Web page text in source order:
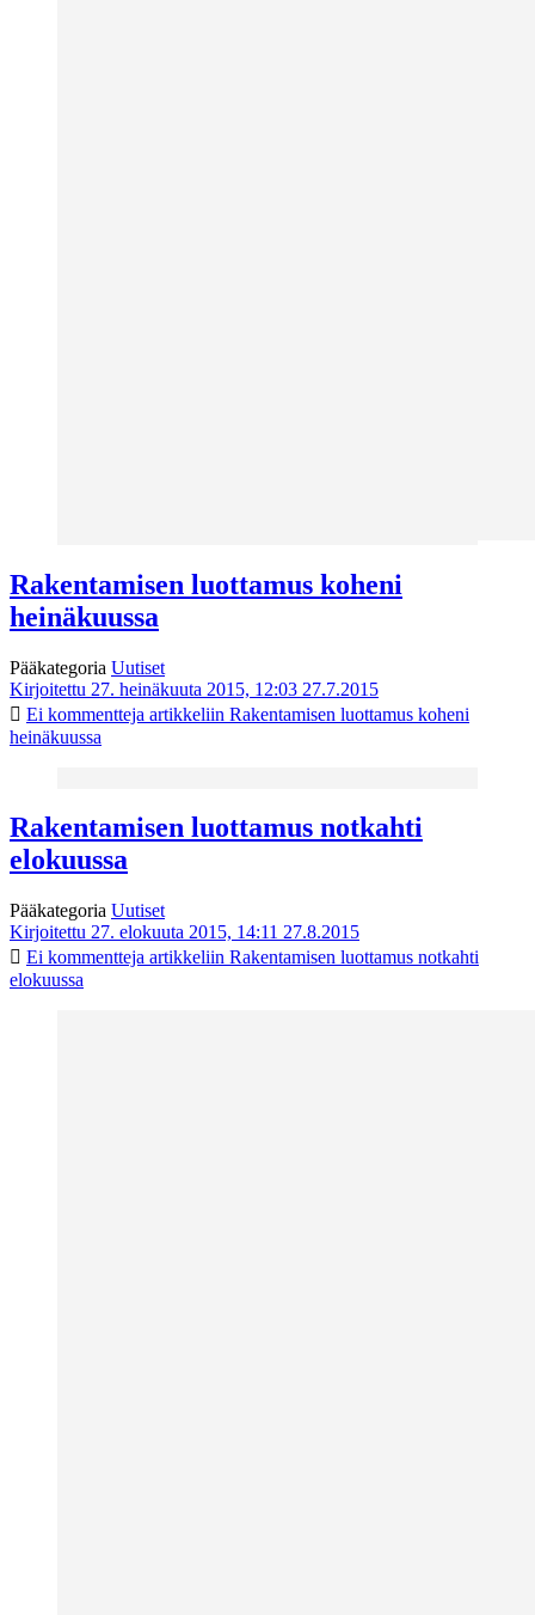
Rakentamisen luottamus koheni
heinäkuussa
Pääkategoria Uutiset
Kirjoitettu 27. heinäkuuta 2015, 12:03 27.7.2015
Ei kommentteja artikkeliin Rakentamisen luottamus koheni
heinäkuussa
Rakentamisen luottamus notkahti
elokuussa
Pääkategoria Uutiset
Kirjoitettu 27. elokuuta 2015, 14:11 27.8.2015
Ei kommentteja artikkeliin Rakentamisen luottamus notkahti
elokuussa